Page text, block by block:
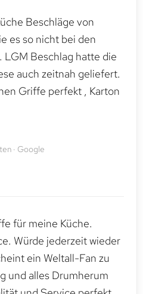
Beschläge von
es so nicht bei den
LGM Beschlag hatte die
auch zeitnah geliefert.
Griffe perfekt , Karton
· Google
für meine Küche.
Würde jederzeit wieder
ein Weltall-Fan zu
und alles Drumherum